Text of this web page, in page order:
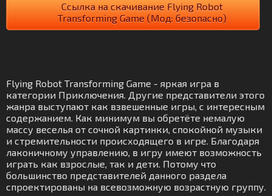
Ссылка на скачивание Flying Robot
Transforming Game (Мод: безопасно)
Flying Robot Transforming Game - яркая игра в
категории Приключения. Другие представители этого
жанра выступают как взвешенные игры, с интересным
содержанием. Как минимум вы обретёте немалую
массу веселья от сочной картинки, спокойной музыки
и стремительности происходящего в игре. Благодаря
лаконичному управлению, в игру имеют возможность
играть как взрослые, так и дети. Потому что
большинство представителей данного раздела
спроектированы на всевозможную возрастную группу.